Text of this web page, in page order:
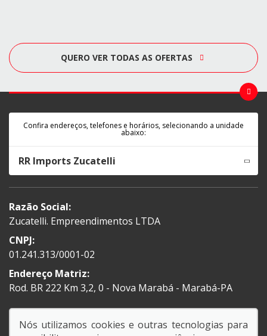
QUERO VER TODAS AS OFERTAS
Confira endereços, telefones e horários, selecionando a unidade
abaixo:
RR Imports Zucatelli
Razão Social:
Zucatelli. Empreendimentos LTDA
CNPJ:
01.241.313/0001-02
Endereço Matriz:
Rod. BR 222 Km 3,2, 0 - Nova Marabá - Marabá-PA
Nós utilizamos cookies e outras tecnologias para